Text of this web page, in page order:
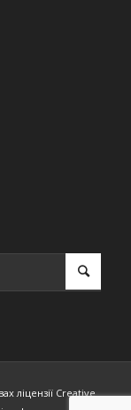
ліцензії Creative